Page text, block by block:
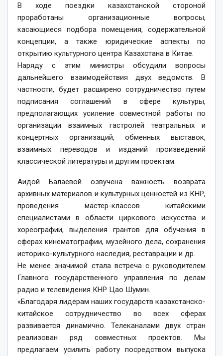
В ходе поездки казахстанской стороной
проработаны организационные вопросы,
касающиеся подбора помещения, содержательной
концепции, а также юридические аспекты по
открытию культурного центра Казахстана в Китае.
Наряду с этим министры обсудили вопросы
дальнейшего взаимодействия двух ведомств. В
частности, будет расширено сотрудничество путем
подписания соглашений в сфере культуры,
предполагающих усиление совместной работы по
организации взаимных гастролей театральных и
концертных организаций, обменных выставок,
взаимных переводов и изданий произведений
классической литературы и другим проектам.
Аидой Балаевой озвучена важность возврата
архивных материалов и культурных ценностей из КНР,
проведения мастер-классов китайскими
специалистами в области циркового искусства и
хореографии, выделения грантов для обучения в
сферах кинематографии, музейного дела, сохранения
историко-культурного наследия, реставрации и др.
Не менее значимой стала встреча с руководителем
Главного государственного управления по делам
радио и телевидения КНР Цао Шумин.
«Благодаря лидерам наших государств казахстанско-
китайское сотрудничество во всех сферах
развивается динамично. Телеканалами двух стран
реализован ряд совместных проектов. Мы
предлагаем усилить работу посредством выпуска